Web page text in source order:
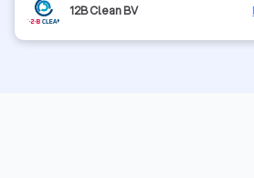
bestaat. 12Bclean, heel erg bedankt voor
12B Clean BV